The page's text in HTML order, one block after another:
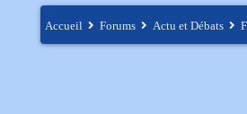
Accueil Forums Actu et Débats